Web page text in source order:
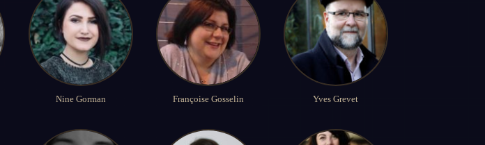
Nine Gorman Françoise Gosselin Yves Grevet